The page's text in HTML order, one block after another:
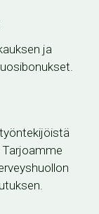
ja
Tarjoamme